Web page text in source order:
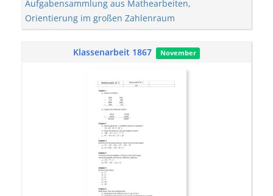
Aufgabensammlung aus Mathearbeiten,
Orientierung im großen Zahlenraum
Klassenarbeit 1867 November